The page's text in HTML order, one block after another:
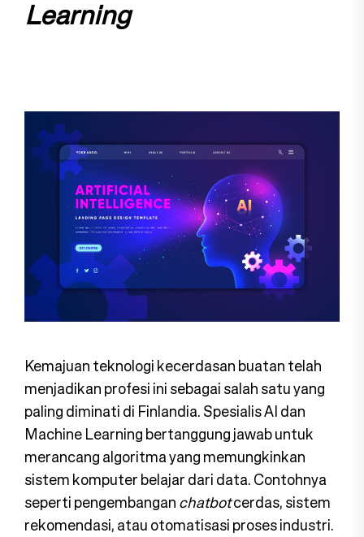
Learning
Kemajuan teknologi kecerdasan buatan telah
menjadikan profesi ini sebagai salah satu yang
paling diminati di Finlandia. Spesialis AI dan
Machine Learning bertanggung jawab untuk
merancang algoritma yang memungkinkan
sistem komputer belajar dari data. Contohnya
seperti pengembanganchatbotcerdas, sistem
rekomendasi, atau otomatisasi proses industri.